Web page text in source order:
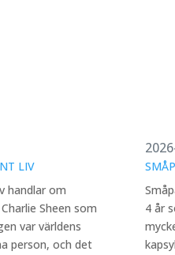
LIV
handlar om
Sheen som
var världens
person, och det
4 år